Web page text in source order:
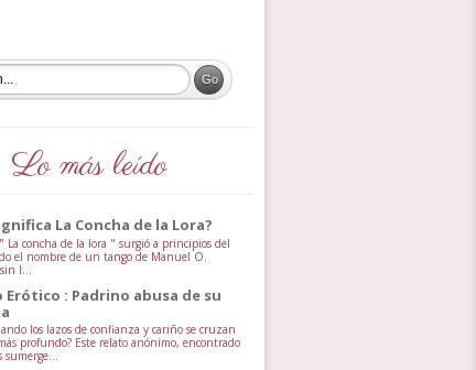
Lo más leído
La Concha de la Lora?
La concha de la lora " surgió a principios del
el nombre de un tango de Manuel O.
l...
Erótico : Padrino abusa de su
los lazos de confianza y cariño se cruzan
profundo? Este relato anónimo, encontrado
sumerge...